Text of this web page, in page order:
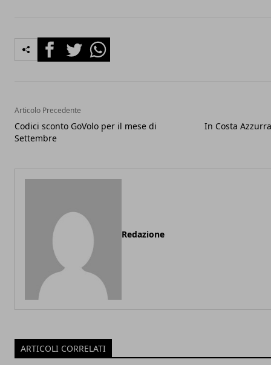
FacebookTwitterWhatsapp
Articolo Precedente
Codici sconto GoVolo per il mese di
Settembre
In Costa
Redazione
ARTICOLI CORRELATI